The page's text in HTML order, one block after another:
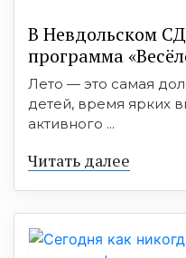
В Невдольском
программа
Лето — это самая
детей, время ярких
активного ...
Читать далее